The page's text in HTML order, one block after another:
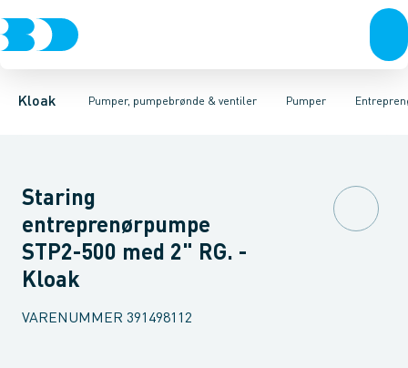
Kloak Pumper, pumpebrønde & ventiler
Rør & fittingsBrøndeBrøndgodsLinjeafvandingTanke,
Pumper
Pumpebrønde til gråt spildevandPumpebrønde til sort
KælderpumperEntreprenør pumperPumper til sort
Staring
entreprenørpumpe
STP2-500 med 2" RG. -
Kloak
VARENUMMER 391498112